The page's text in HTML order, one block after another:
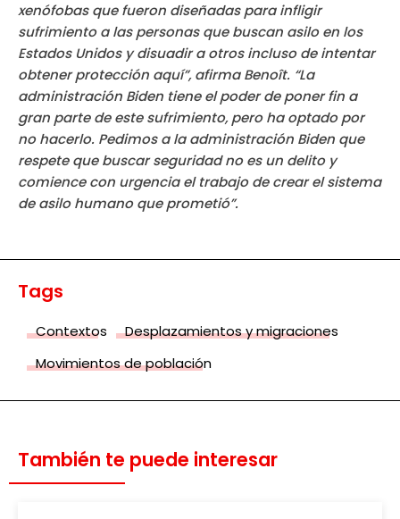
xenófobas que fueron diseñadas para infligir
sufrimiento a las personas que buscan asilo en los
Estados Unidos y disuadir a otros incluso de intentar
obtener protección aquí”, afirma Benoît. “La
administración Biden tiene el poder de poner fin a
gran parte de este sufrimiento, pero ha optado por
no hacerlo. Pedimos a la administración Biden que
respete que buscar seguridad no es un delito y
comience con urgencia el trabajo de crear el sistema
de asilo humano que prometió”.
Tags
Contextos
Desplazamientos y migraciones
Movimientos de población
También te puede interesar